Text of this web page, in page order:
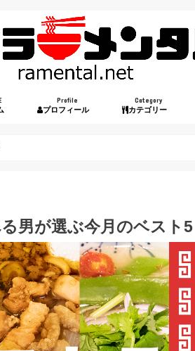
Profile
プロフィール
Category
カテゴリー
男が選ぶ今月のベスト5